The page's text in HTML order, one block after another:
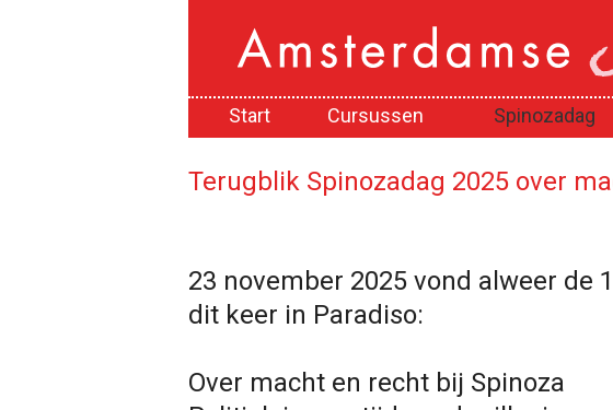
Start Cursussen Spinozadag
Terugblik Spinozadag 2025 over
23 november 2025 vond alweer de
dit keer in Paradiso:
Over macht en recht bij Spinoza